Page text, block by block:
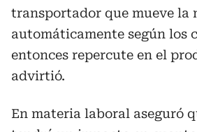
transportador que mueve la
automáticamente según los
entonces repercute en el
advirtió.
En materia laboral aseguró